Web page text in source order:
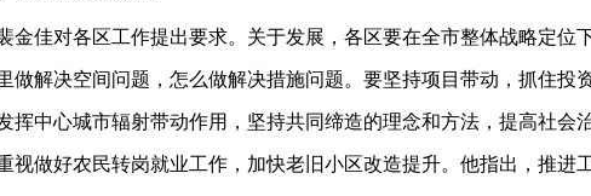
金佳对各区工作提出要求。关于发展，各区要在全市整体战略定
做解决空间问题，怎么做解决措施问题。要坚持项目带动，抓住
挥中心城市辐射带动作用，坚持共同缔造的理念和方法，提高社
视做好农民转岗就业工作，加快老旧小区改造提升。他指出，推进